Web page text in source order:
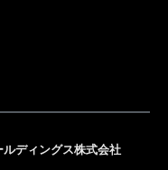
ディングス株式会社